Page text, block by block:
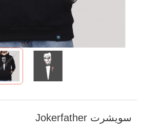
سویشرت Jokerfather